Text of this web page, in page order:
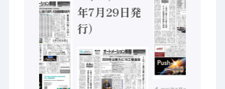
年7月29日発
行）